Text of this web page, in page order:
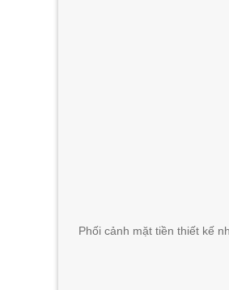
Phối cảnh mặt tiền thiết kế